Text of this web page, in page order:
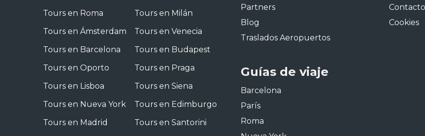
Tours en Roma
Tours en Ámsterdam
Tours en Barcelona
Tours en Oporto
Tours en Lisboa
Tours en Nueva York
Tours en Madrid
Tours en Milán
Tours en Venecia
Tours en Budapest
Tours en Praga
Tours en Siena
Tours en Edimburgo
Tours en Santorini
Partners
Blog
Traslados Aeropuertos
Guías de viaje
Barcelona
París
Roma
Contacto
Cookies